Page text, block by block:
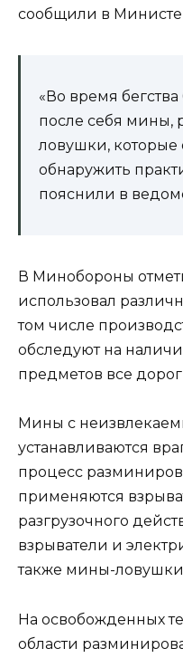
сообщили в
«Во время
после себя мины,
ловушки, которые
обнаружить
пояснили в
В Минобороны
использовал
том числе
обследуют на
предметов все
Мины с
устанавливаются
процесс
применяются
разгрузочного
взрыватели и
также мины-
На освобожденных
области